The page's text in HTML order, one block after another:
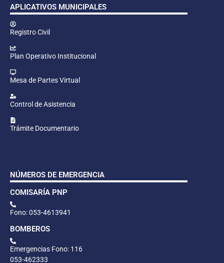
APLICATIVOS MUNICIPALES
Registro Civil
Plan Operativo Institucional
Mesa de Partes Virtual
Control de Asistencia
Trámite Documentario
NÚMEROS DE EMERGENCIA
COMISARÍA PNP
Fono: 053-4613941
BOMBEROS
Emergencias Fono: 116
053-462333